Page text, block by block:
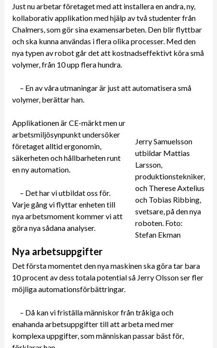
Just nu arbetar företaget med att installera en andra, ny,
kollaborativ applikation med hjälp av två studenter från
Chalmers, som gör sina examensarbeten. Den blir flyttbar
och ska kunna användas i flera olika processer. Med den
nya typen av robot går det att kostnadseffektivt köra små
volymer, från 10 upp flera hundra.
– En av våra utmaningar är just att automatisera små
volymer, berättar han.
Jerry Samuelsson
utbildar Mattias
Larsson,
produktionstekniker,
och Therese Axtelius
och Tobias Ribbing,
svetsare, på den nya
roboten. Foto:
Stefan Ekman
Applikationen är CE-märkt men ur
arbetsmiljösynpunkt undersöker
företaget alltid ergonomin,
säkerheten och hållbarheten runt
en ny automation.
– Det har vi utbildat oss för.
Varje gång vi flyttar enheten till
nya arbetsmoment kommer vi att
göra nya sådana analyser.
Nya arbetsuppgifter
Det första momentet den nya maskinen ska göra tar bara
10 procent av dess totala potential så Jerry Olsson ser fler
möjliga automationsförbättringar.
– Då kan vi friställa människor från tråkiga och
enahanda arbetsuppgifter till att arbeta med mer
komplexa uppgifter, som människan passar bäst för,